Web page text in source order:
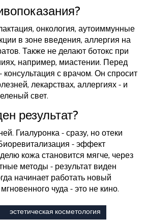
онкология, аутоиммунные
в зоне введения, аллергия на
Также не делают ботокс при
например, миастении. Перед
с врачом. Он спросит
лекарствах, аллергиях - и
свет.
результат?
Гиалуронка - сразу, но отеки
- эффект
кожа становится мягче, через
методы - результат виден
начинает работать новый
чуда - это не кино.
эстетическая косметология